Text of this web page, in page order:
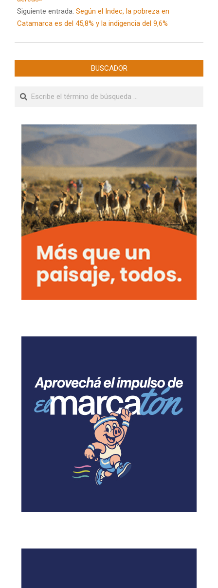
Siguiente entrada: Según el Indec, la pobreza en
Catamarca es del 45,8% y la indigencia del 9,6%
BUSCADOR
Buscar